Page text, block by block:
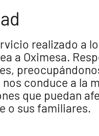
realizado a
a Oximesa.
conduce a la
que puedan
o sus familiares.